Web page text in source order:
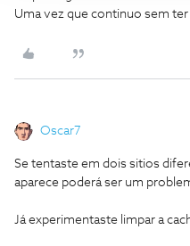
Uma vez que continuo sem ter
Oscar7
Se tentaste em dois sitios
aparece poderá ser um
Já experimentaste limpar a